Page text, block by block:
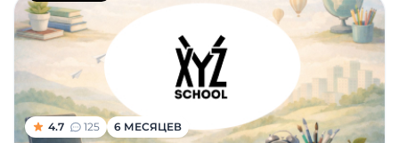
4.7 125 6 МЕСЯЦЕВ